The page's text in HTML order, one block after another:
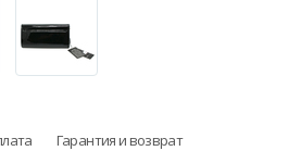
Гарантия и возврат